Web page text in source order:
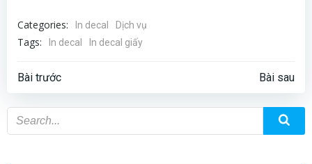
Categories: In decal Dịch vụ
Tags: In decal In decal giấy
Điều
hướng
Bài trước
Điều
hướng
Bài sau